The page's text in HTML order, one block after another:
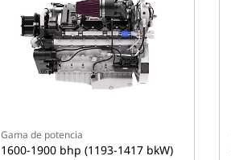
Gama de potencia
1600-1900 bhp (1193-1417 bkW)